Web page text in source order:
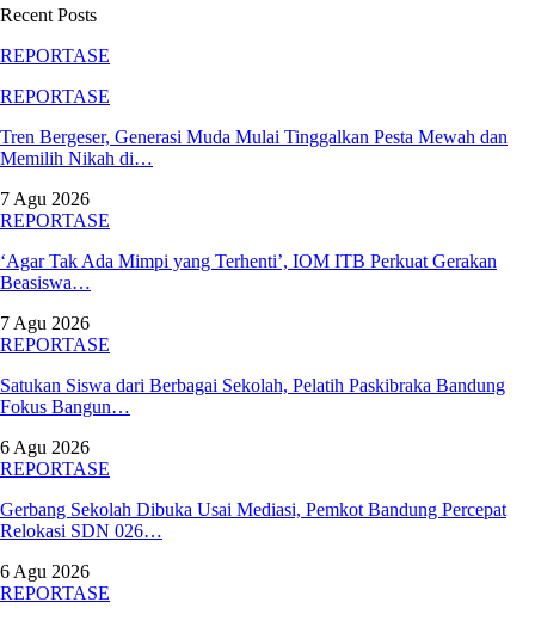
Recent Posts
REPORTASE
REPORTASE
Tren Bergeser, Generasi Muda Mulai Tinggalkan Pesta Mewah dan
Memilih Nikah di…
7 Agu 2026
REPORTASE
‘Agar Tak Ada Mimpi yang Terhenti’, IOM ITB Perkuat Gerakan
Beasiswa…
7 Agu 2026
REPORTASE
Satukan Siswa dari Berbagai Sekolah, Pelatih Paskibraka Bandung
Fokus Bangun…
6 Agu 2026
REPORTASE
Gerbang Sekolah Dibuka Usai Mediasi, Pemkot Bandung Percepat
Relokasi SDN 026…
6 Agu 2026
REPORTASE